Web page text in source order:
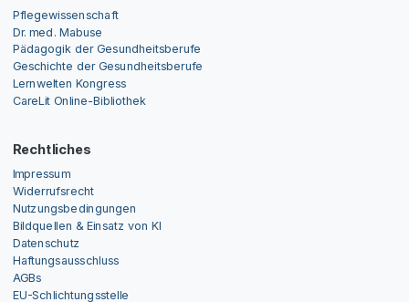
Pflegewissenschaft
Dr. med. Mabuse
Pädagogik der Gesundheitsberufe
Geschichte der Gesundheitsberufe
Lernwelten Kongress
CareLit Online-Bibliothek
Rechtliches
Impressum
Widerrufsrecht
Nutzungsbedingungen
Bildquellen & Einsatz von KI
Datenschutz
Haftungsausschluss
AGBs
EU-Schlichtungsstelle